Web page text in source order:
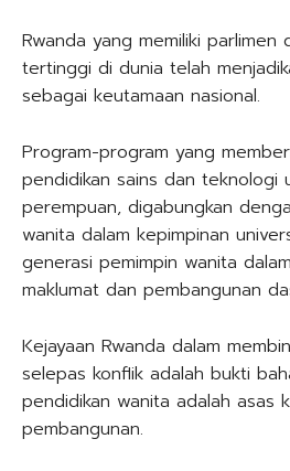
Rwanda yang memiliki parlimen
tertinggi di dunia telah
sebagai keutamaan nasional.
Program-program yang
pendidikan sains dan teknologi
perempuan, digabungkan
wanita dalam kepimpinan
generasi pemimpin wanita
maklumat dan pembangunan
Kejayaan Rwanda dalam
selepas konflik adalah bukti
pendidikan wanita adalah asas
pembangunan.